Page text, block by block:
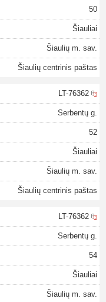
50
Šiauliai
Šiaulių m. sav.
Šiaulių centrinis paštas
LT-76362
Serbentų g.
52
Šiauliai
Šiaulių m. sav.
Šiaulių centrinis paštas
LT-76362
Serbentų g.
54
Šiauliai
Šiaulių m. sav.